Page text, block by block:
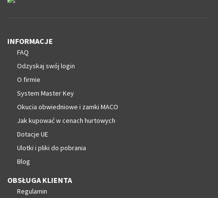
INFORMACJE
FAQ
Odzyskaj swój login
O firmie
System Master Key
Okucia obwiedniowe i zamki MACO
Jak kupować w cenach hurtowych
Dotacje UE
Ulotki i pliki do pobrania
Blog
OBSŁUGA KLIENTA
Regulamin